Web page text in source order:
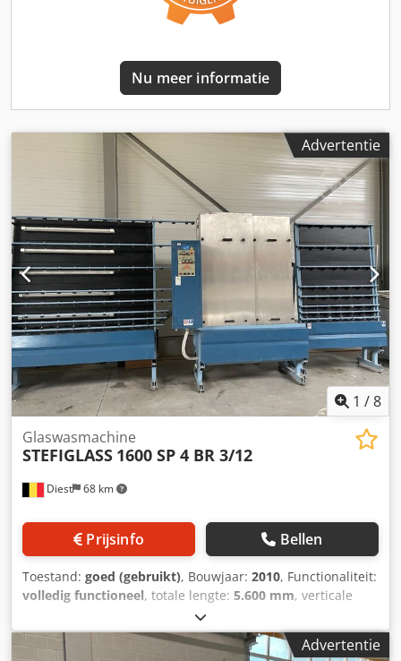
Nu meer informatie
Advertentie
1 /8
Diest 68 km
Glaswasmachine
STEFIGLASS 1600 SP 4 BR 3/12
Prijsinfo Bellen
Toestand: goed (gebruikt), Bouwjaar: 2010, Functionaliteit:
volledig functioneel, totale lengte: 5.600 mm, verticale
was- en droogmachine werkrichting: van rechts naar links
werkhoogte: 1600 mm open bovenkant aantal borstels: 4
glasdikte: 3 - 12 mm Cjdpfx Aex Hv Droqpsha Advertentie